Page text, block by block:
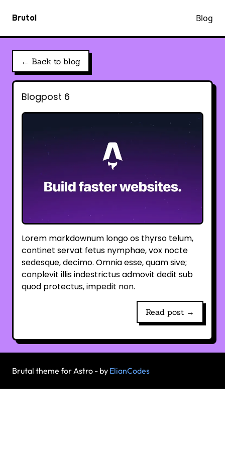
Brutal Blog
← Back to blog
Blogpost 6
Lorem markdownum longo os thyrso telum,
continet servat fetus nymphae, vox nocte
sedesque, decimo. Omnia esse, quam sive;
conplevit illis indestrictus admovit dedit sub
quod protectus, impedit non.
Read post →
Brutal theme for Astro - by ElianCodes